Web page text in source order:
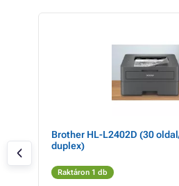
Brother HL-L2402D (30
duplex)
Raktáron 1 db